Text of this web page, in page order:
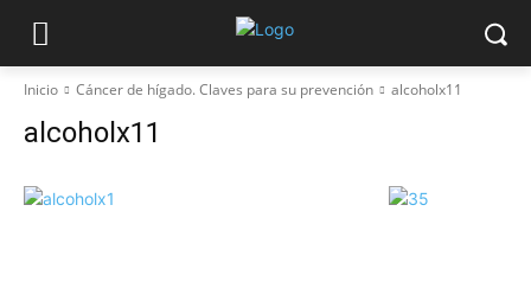
Inicio Cáncer de hígado. Claves para su prevención alcoholx11
alcoholx11